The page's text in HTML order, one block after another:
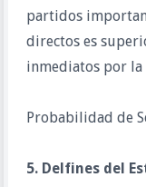
partidos
directos es
inmediatos por la
Probabilidad de
5. Delfines del